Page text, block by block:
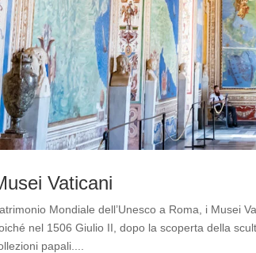
Vaticani
Mondiale dell’Unesco a Roma, i Musei
nel 1506 Giulio II, dopo la scoperta della
papali....